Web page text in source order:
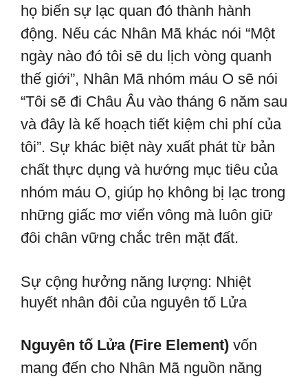
họ biến sự lạc quan đó thành hành
động. Nếu các Nhân Mã khác nói “Một
ngày nào đó tôi sẽ du lịch vòng quanh
thế giới”, Nhân Mã nhóm máu O sẽ nói
“Tôi sẽ đi Châu Âu vào tháng 6 năm sau
và đây là kế hoạch tiết kiệm chi phí của
tôi”. Sự khác biệt này xuất phát từ bản
chất thực dụng và hướng mục tiêu của
nhóm máu O, giúp họ không bị lạc trong
những giấc mơ viển vông mà luôn giữ
đôi chân vững chắc trên mặt đất.
Sự cộng hưởng năng lượng: Nhiệt
huyết nhân đôi của nguyên tố Lửa
Nguyên tố Lửa (Fire Element) vốn
mang đến cho Nhân Mã nguồn năng